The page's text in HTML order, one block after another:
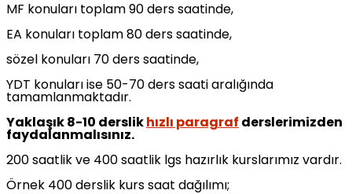
MF konuları toplam 90 ders saatinde,
EA konuları toplam 80 ders saatinde,
sözel konuları 70 ders saatinde,
YDT konuları ise 50-70 ders saati aralığında
tamamlanmaktadır.
Yaklaşık 8-10 derslik hızlı paragraf derslerimizden
faydalanmalısınız.
200 saatlik ve 400 saatlik lgs hazırlık kurslarımız vardır.
Örnek 400 derslik kurs saat dağılımı;